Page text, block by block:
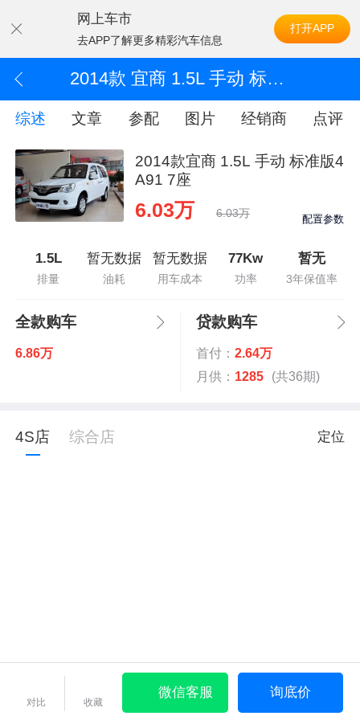
网上车市
去APP了解更多精彩汽车信息
打开APP
2014款 宜商 1.5L 手动 标准版4A91 7座
综述 文章 参配 图片 经销商 点评
2014款宜商 1.5L 手动 标准版4
A91 7座
6.03万 6.03万 配置参数
1.5L
排量
暂无数据
油耗
暂无数据
用车成本
77Kw
功率
暂无
3年保值率
全款购车
6.86万
贷款购车
首付： 2.64万
月供： 1285 (共36期)
4S店 综合店 定位
对比 收藏
微信客服 询底价